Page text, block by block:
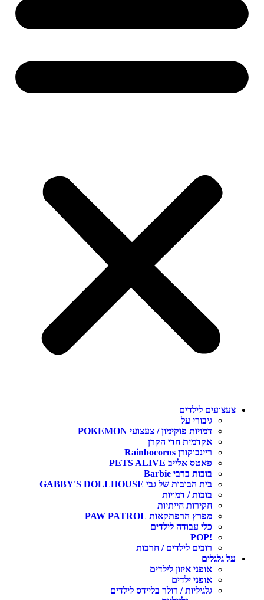
צעצועים לילדים
גיבורי על
דמויות פוקימון / צעצועי POKEMON
אקדמית חדי הקרן
ריינבוקורן Rainbocorns
פאטס אלייב PETS ALIVE
בובות ברבי Barbie
בית הבובות של גבי GABBY'S DOLLHOUSE
בובות / דמויות
חקירות חייתיות
מפרץ הרפתקאות PAW PATROL
כלי עבודה לילדים
!POP
רובים לילדים / חרבות
על גלגלים
אופני איזון לילדים
אופני ילדים
גלגיליות / רולר בליידס לילדים